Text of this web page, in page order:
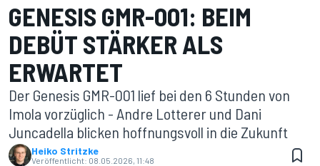
GENESIS GMR-001: BEIM
DEBÜT STÄRKER ALS
ERWARTET
Der Genesis GMR-001 lief bei den 6 Stunden von
Imola vorzüglich - Andre Lotterer und Dani
Juncadella blicken hoffnungsvoll in die Zukunft
Heiko Stritzke
Veröffentlicht: 08.05.2026, 11:48